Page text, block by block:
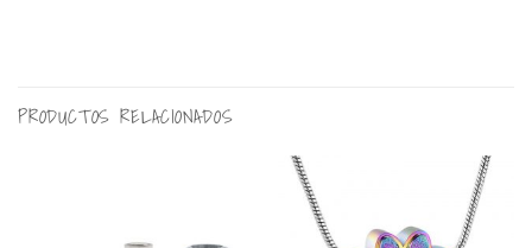
PRODUCTOS RELACIONADOS